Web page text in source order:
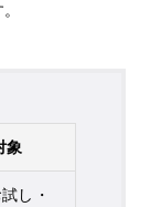
象
し・